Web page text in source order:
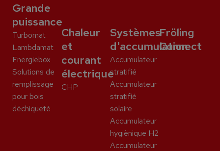
Grande
puissance
Turbomat
Lambdamat
Energiebox
Solutions de
remplissage
pour bois
déchiqueté
Chaleur
et
courant
électrique
CHP
Systèmes
d'accumulation
Accumulateur
stratifié
Accumulateur
stratifié
solaire
Accumulateur
hygiènique H2
Accumulateur
Fröling
Connect